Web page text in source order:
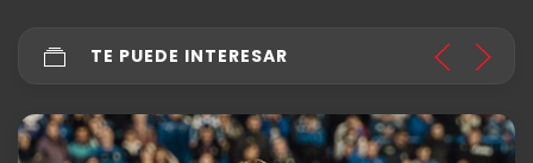
TE PUEDE INTERESAR